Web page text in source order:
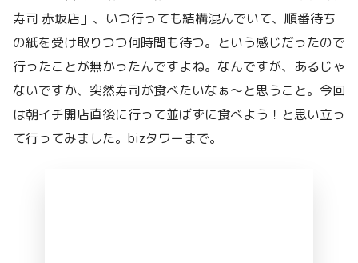
寿司 赤坂店」、いつ行っても結構混んでいて、順番待ち
の紙を受け取りつつ何時間も待つ。という感じだったので
行ったことが無かったんですよね。なんですが、あるじゃ
ないですか、突然寿司が食べたいなぁ〜と思うこと。今回
は朝イチ開店直後に行って並ばずに食べよう！と思い立っ
て行ってみました。bizタワーまで。